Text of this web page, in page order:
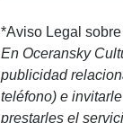
*Aviso Legal
En Oceransky
publicidad
teléfono) e
prestarles el